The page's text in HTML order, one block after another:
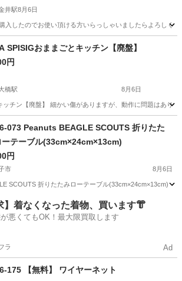
井駅8月6日
入したのでお使い頂ける方いらっしゃいましたらよろしく
花小金井駅 照明器具 デスク
SPISIGおままごとキッチン【廃盤】
円
橋駅 8月6日
ッチン【廃盤】 細かい傷がありますが、動作に問題はあり
073 Peanuts BEAGLE SCOUTS 折りたた
ーテーブル(33cm×24cm×13cm)
円
市 8月6日
SCOUTS 折りたたみローテーブル(33cm×24cm×13cm)
テーブル 現地
】着なくなった着物、買います👘
悪くてもOK！最大限買取します
ラ Ad
175 【無料】 ワイヤーネット